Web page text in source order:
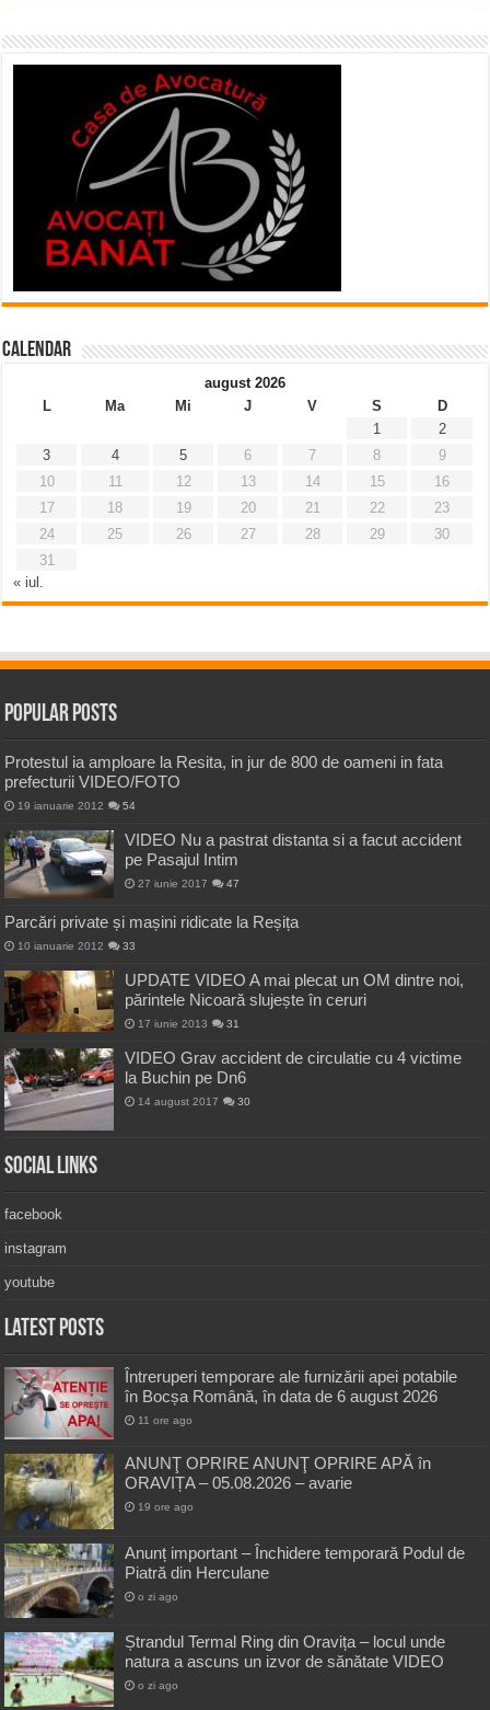
Calendar
august 2026
L
Ma Mi J V S
D
1
2
3
4 5 6 7 8
9
10
11 12 13 14 15
16
17
18 19 20 21 22
23
24
25 26 27 28 29
30
31
« iul.
Popular Posts
Protestul ia amploare la Resita, in jur de 800 de oameni in fata
prefecturii VIDEO/FOTO
19 ianuarie 2012 54
VIDEO Nu a pastrat distanta si a facut accident
pe Pasajul Intim
27 iunie 2017 47
Parcări private și mașini ridicate la Reșița
10 ianuarie 2012 33
UPDATE VIDEO A mai plecat un OM dintre noi,
părintele Nicoară slujește în ceruri
17 iunie 2013 31
VIDEO Grav accident de circulatie cu 4 victime
la Buchin pe Dn6
14 august 2017 30
Social Links
facebook
instagram
youtube
Latest Posts
Întreruperi temporare ale furnizării apei potabile
în Bocșa Română, în data de 6 august 2026
11 ore ago
ANUNŢ OPRIRE ANUNŢ OPRIRE APĂ în
ORAVIȚA – 05.08.2026 – avarie
19 ore ago
Anunț important – Închidere temporară Podul de
Piatră din Herculane
o zi ago
Ștrandul Termal Ring din Oravița – locul unde
natura a ascuns un izvor de sănătate VIDEO
o zi ago